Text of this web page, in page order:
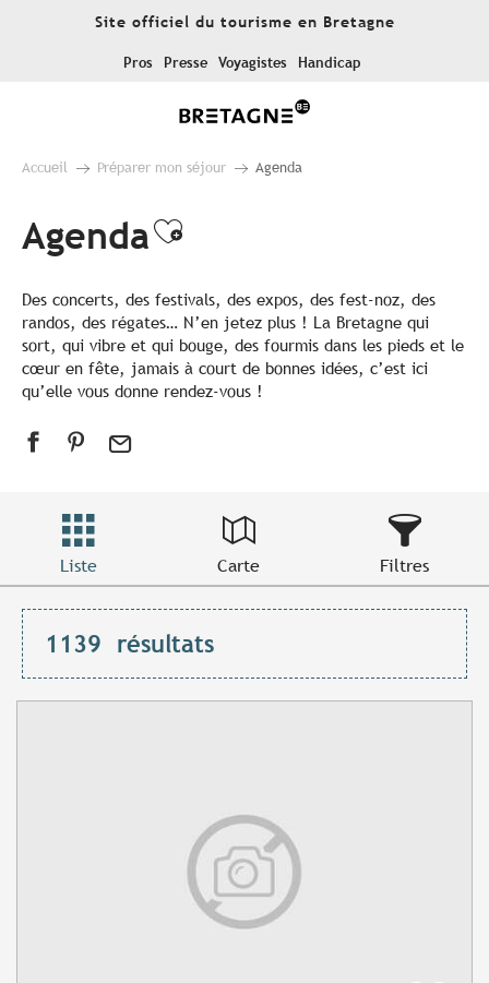
Site officiel du tourisme en Bretagne
Pros Presse Voyagistes Handicap
Accueil Préparer mon séjour Agenda
AgendaAjouter aux favoris
Des concerts, des festivals, des expos, des fest-noz, des
randos, des régates… N’en jetez plus ! La Bretagne qui
sort, qui vibre et qui bouge, des fourmis dans les pieds et le
cœur en fête, jamais à court de bonnes idées, c’est ici
qu’elle vous donne rendez-vous !
Liste Carte Filtres
1139 résultats